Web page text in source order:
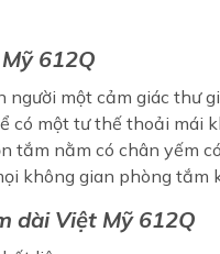
Combo thiết bị vệ sinh
Combo Máy nước nóng
mặt trời
Combo thiết bị vệ sinh
612Q
một cảm giác thư
có một tư thế thoải mái
tắm nằm có chân yếm
không gian phòng tắm
dài Việt Mỹ612Q